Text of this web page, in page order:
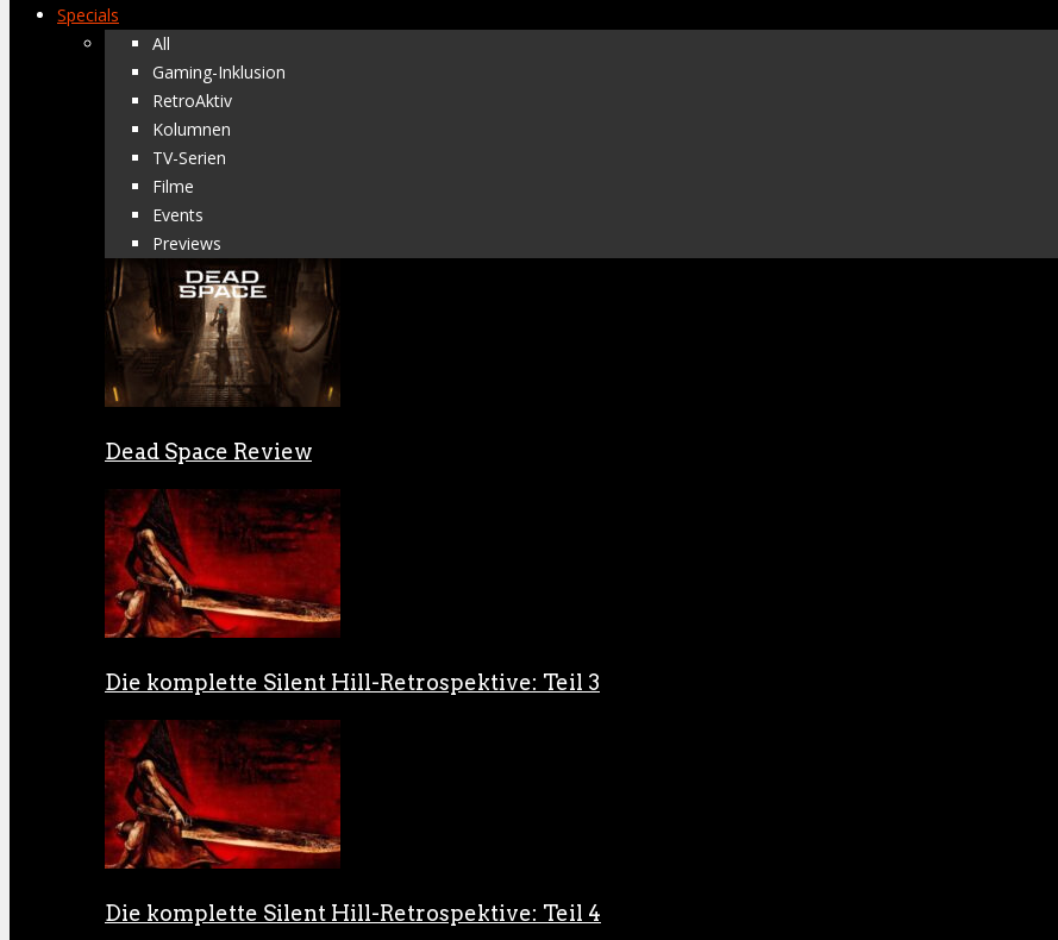
Specials
All
Gaming-Inklusion
RetroAktiv
Kolumnen
TV-Serien
Filme
Events
Previews
Dead Space Review
Die komplette Silent Hill-Retrospektive: Teil 3
Die komplette Silent Hill-Retrospektive: Teil 4